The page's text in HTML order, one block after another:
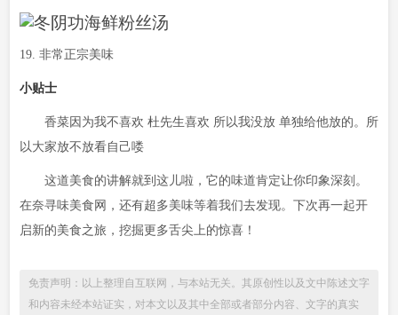
19. 非常正宗美味
小贴士
香菜因为我不喜欢 杜先生喜欢 所以我没放 单独给他放的。所
以大家放不放看自己喽
这道美食的讲解就到这儿啦，它的味道肯定让你印象深刻。
在奈寻味美食网，还有超多美味等着我们去发现。下次再一起开
启新的美食之旅，挖掘更多舌尖上的惊喜！
免责声明：以上整理自互联网，与本站无关。其原创性以及文中陈述文字
和内容未经本站证实，对本文以及其中全部或者部分内容、文字的真实